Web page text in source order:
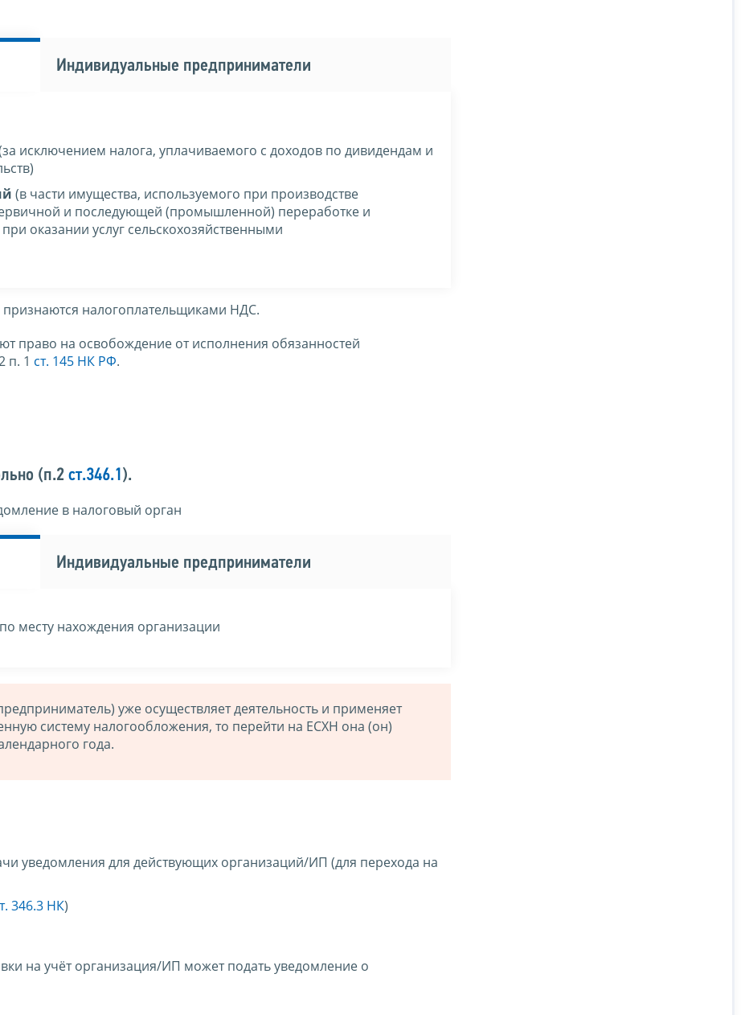
Индивидуальные предприниматели
исключением налога, уплачиваемого с доходов по дивидендам и
(в части имущества, используемого при производстве
и последующей (промышленной) переработке и
оказании услуг сельскохозяйственными
налогоплательщиками НДС.
право на освобождение от исполнения обязанностей
п. 1 ст. 145 НК РФ.
(п.2 ст.346.1).
в налоговый орган
Индивидуальные предприниматели
месту нахождения организации
уже осуществляет деятельность и применяет
систему налогообложения, то перейти на ЕСХН она (он)
года.
уведомления для действующих организаций/ИП (для перехода на
346.3 НК)
на учёт организация/ИП может подать уведомление о